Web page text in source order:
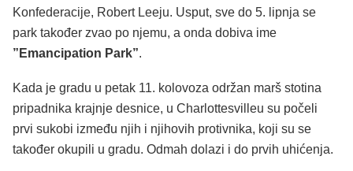
Konfederacije, Robert Leeju. Usput, sve do 5. lipnja se
park također zvao po njemu, a onda dobiva ime
”Emancipation Park”.
Kada je gradu u petak 11. kolovoza održan marš stotina
pripadnika krajnje desnice, u Charlottesvilleu su počeli
prvi sukobi između njih i njihovih protivnika, koji su se
također okupili u gradu. Odmah dolazi i do prvih uhićenja.